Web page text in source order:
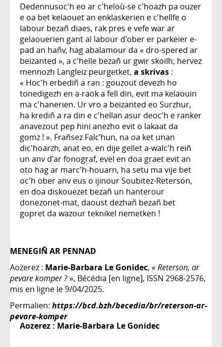
Dedennusoc'h eo ar c'heloù-se c'hoazh pa ouzer
e oa bet kelaouet an enklaskerien e c'hellfe o
labour bezañ diaes, rak pres e vefe war ar
gelaouerien gant al labour d'ober er parkeier e-
pad an hañv, hag abalamour da « dro-spered ar
beizanted », a c'helle bezañ ur gwir skoilh, hervez
mennozh Langleiz peurgetket, a skrivas :
« Hoc'h erbediñ a ran : gouzout devezh ho
tonedigezh en a-raok a fell din, evit ma kelaouin
ma c'hanerien. Ur vro a beizanted eo Surzhur,
ha krediñ a ra din e c'hellan asur deoc'h e ranker
anavezout pep hini anezho evit o lakaat da
gomz ! ». Frañsez Falc’hun, na oa ket unan
dic'hoarzh, anat eo, en dije gellet a-walc'h reiñ
un anv d'ar fonograf, evel en doa graet evit an
oto hag ar marc'h-houarn, ha setu ma vije bet
oc'h ober anv eus o ijinour Soubitez-Reterson,
en doa diskouezet bezañ un hanterour
donezonet-mat, daoust dezhañ bezañ bet
gopret da wazour teknikel nemetken !
MENEGIÑ AR PENNAD
Aozerez : Marie-Barbara Le Gonidec, «Reterson, ar
pevare komper ?», Bécédia [en ligne], ISSN 2968-2576,
mis en ligne le 9/04/2025.
Permalien: https://bcd.bzh/becedia/br/reterson-ar-
pevare-komper
Aozerez : Marie-Barbara Le Gonidec